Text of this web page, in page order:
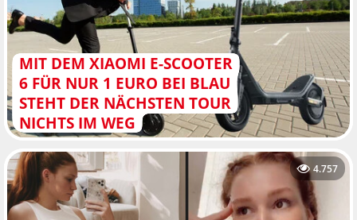
MIT DEM XIAOMI E-SCOOTER
6 FÜR NUR 1 EURO BEI BLAU
STEHT DER NÄCHSTEN TOUR
NICHTS IM WEG
4.757